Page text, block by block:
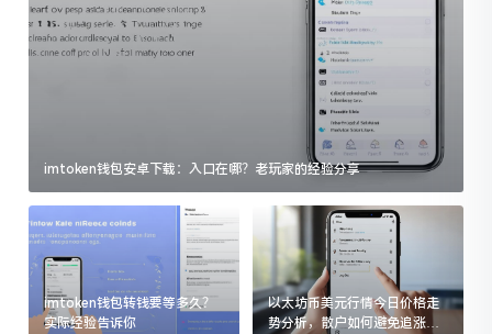
imtoken钱包安卓下载：入口在哪？老玩家的经验分享
imtoken钱包转钱要等多久？
实际经验告诉你
以太坊币美元行情今日价格走
势分析，散户如何避免追涨杀